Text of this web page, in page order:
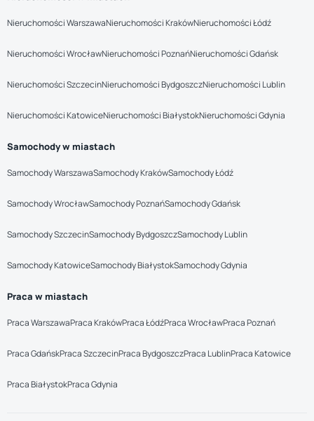
Nieruchomości WarszawaNieruchomości KrakówNieruchomości Łódź
Nieruchomości WrocławNieruchomości PoznańNieruchomości Gdańsk
Nieruchomości SzczecinNieruchomości BydgoszczNieruchomości Lublin
Nieruchomości KatowiceNieruchomości BiałystokNieruchomości Gdynia
Samochody w miastach
Samochody WarszawaSamochody KrakówSamochody Łódź
Samochody WrocławSamochody PoznańSamochody Gdańsk
Samochody SzczecinSamochody BydgoszczSamochody Lublin
Samochody KatowiceSamochody BiałystokSamochody Gdynia
Praca w miastach
Praca WarszawaPraca KrakówPraca ŁódźPraca WrocławPraca Poznań
Praca GdańskPraca SzczecinPraca BydgoszczPraca LublinPraca Katowice
Praca BiałystokPraca Gdynia